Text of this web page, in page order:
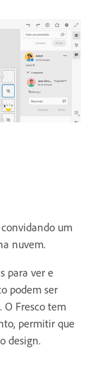
um
nuvem.
para ver e
podem ser
O Fresco tem
permitir que
design.